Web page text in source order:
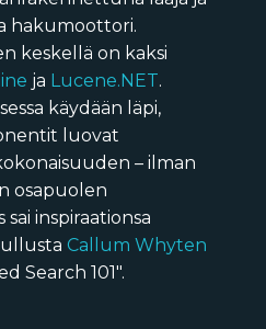
hakumoottori.
keskellä on kaksi
ja Lucene.NET.
käydään läpi,
luovat
– ilman
osapuolen
inspiraationsa
Callum Whyten
Search 101".